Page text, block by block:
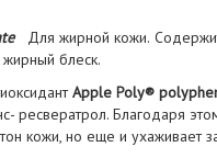
Для жирной кожи.
жирный блеск.
Apple Poly®
ресвератрол. Благодаря
кожи, но еще и ухаживает